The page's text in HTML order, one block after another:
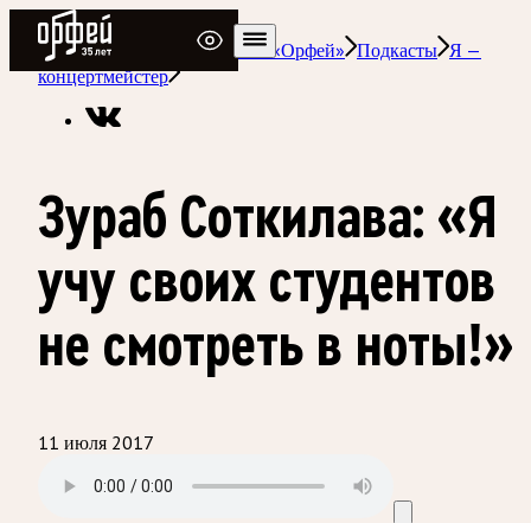
Радио Орфей
Радио классической музыки «Орфей» Подкасты Я —
концертмейстер
Зураб Соткилава: «Я
учу своих студентов
не смотреть в ноты!»
11 июля 2017